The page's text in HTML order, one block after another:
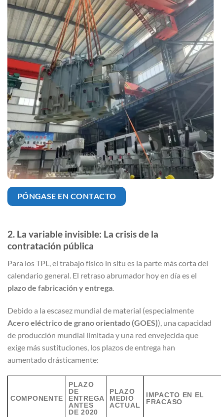
PÓNGASE EN CONTACTO
2. La variable invisible: La crisis de la
contratación pública
Para los TPL, el trabajo físico in situ es la parte más corta del
calendario general. El retraso abrumador hoy en día es el
plazo de fabricación y entrega
Debido a la escasez mundial de material (especialmente
Acero eléctrico de grano orientado (GOES)), una capacidad
de producción mundial limitada y una red envejecida que
exige más sustituciones, los plazos de entrega han
aumentado drásticamente:
COMPONENTE
PLAZO
DE
ENTREGA
ANTES
DE 2020
PLAZO
MEDIO
ACTUAL
IMPACTO EN EL
FRACASO